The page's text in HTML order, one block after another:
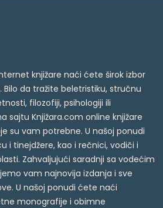
knjižare naći ćete širok izbor
Bilo da tražite beletristiku, stručnu
filozofiji, psihologiji ili
sajtu Knjižara.com online knjižare
su vam potrebne. U našoj ponudi
i tinejdžere, kao i rečnici, vodiči i
Zahvaljujući saradnji sa vodećim
vam najnovija izdanja i sve
U našoj ponudi ćete naći
monografije i obimne